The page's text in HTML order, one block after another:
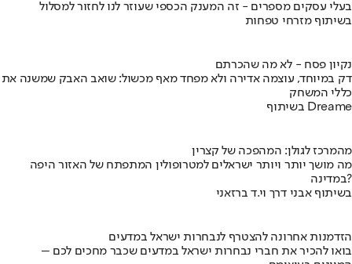
בעלי עסקים מספרים - זה המענק הכספי שעוזר לנו לחזור למסלול
בשיתוף מזרחי טפחות
נקיון פסח - לא מה שהכרתם
דק במיוחד, עוצמה אדירה ולא מפחד מאף מכשול: שואב האבק שמשנה את
כללי המשחק
בשיתוף Dreame
מהמרכז לגולן: המהפכה של קצרין
מה מושך יותר ויותר ישראלים למטרופולין המתפתח של האזור היפה
במדינה?
בשיתוף אבני דרך וי.ד ברזאני
הזדמנות אחרונה להצטרף לנבחרות ישראל במדעים
בואו להכיר את חברי נבחרות ישראל במדעים שכבר מחכים לכם –